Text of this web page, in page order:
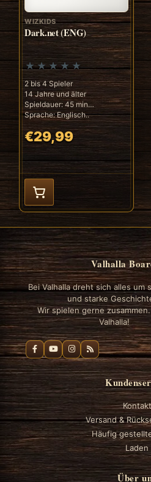
WIZKIDS
Dark.net (ENG)
2 bis 4 Spieler
14 Jahre und älter
Spieldauer: 45 min
Sprache: Englisch..
€29,99
Valhalla
Bei Valhalla dreht sich alles um
und starke
Wir spielen gerne
Valhalla!
Kontakt
Versand &
Häufig
Laden
Über